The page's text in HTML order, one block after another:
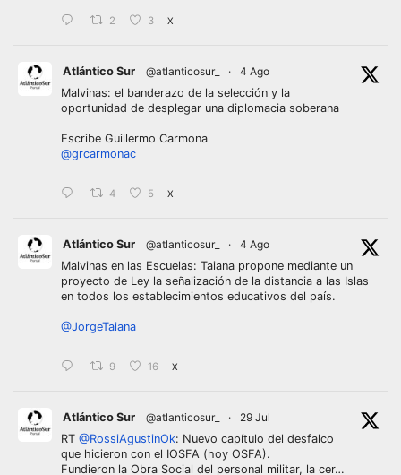
2 3 X
Atlántico Sur @atlanticosur_ ·
4 Ago
Malvinas: el banderazo de la selección y la
oportunidad de desplegar una diplomacia soberana
Escribe Guillermo Carmona
@grcarmonac
4 5 X
Atlántico Sur @atlanticosur_ ·
4 Ago
Malvinas en las Escuelas: Taiana propone mediante un
proyecto de Ley la señalización de la distancia a las Islas
en todos los establecimientos educativos del país.
@JorgeTaiana
9 16 X
Atlántico Sur @atlanticosur_ ·
29 Jul
RT @RossiAgustinOk: Nuevo capítulo del desfalco
que hicieron con el IOSFA (hoy OSFA).
Fundieron la Obra Social del personal militar, la cer…